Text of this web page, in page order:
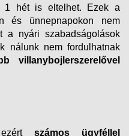
1 hét is eltelhet. Ezek a
és ünnepnapokon nem
a nyári szabadságolások
nálunk nem fordulhatnak
villanybojlerszerelővel
számos ügyféllel